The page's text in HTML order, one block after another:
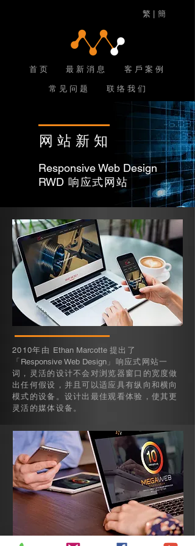
繁 | 簡
首 页 最 新 消 息
常 见 问 题
客 戶 案 例
联 络 我 们
网站新知
Responsive Web Design
RWD 响应式网站
2010年由 Ethan Marcotte提出了
「 Responsive Web Design 」响应式网站一
词，灵活的设计不会对浏览器窗口的宽度做
出任何假设，并且可以适应具有纵向和横向
模式的设备。设计出最佳观看体验，使其更
灵活的媒体设备。